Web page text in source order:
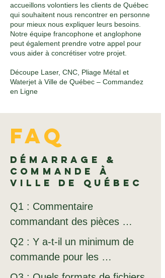
accueillons volontiers les clients de Québec
qui souhaitent nous rencontrer en personne
pour mieux nous expliquer leurs besoins.
Notre équipe francophone et anglophone
peut également prendre votre appel pour
vous aider à concrétiser votre projet.
Découpe Laser, CNC, Pliage Métal et
Waterjet à Ville de Québec – Commandez
en Ligne
FAQ
Démarrage &
commande à
Ville de Québec
Q1 : Commentaire
commandant des pièces
découpées
au laser à Ville de Québec
Q2 : Y a-t-il un minimum de
commande pour les
clients à Ville de Québec ?